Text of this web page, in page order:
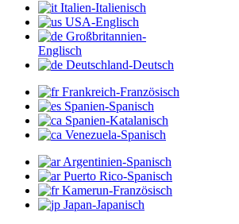
Italien-Italienisch
USA-Englisch
Großbritannien-
Englisch
Deutschland-Deutsch
Frankreich-Französisch
Spanien-Spanisch
Spanien-Katalanisch
Venezuela-Spanisch
Argentinien-Spanisch
Puerto Rico-Spanisch
Kamerun-Französisch
Japan-Japanisch